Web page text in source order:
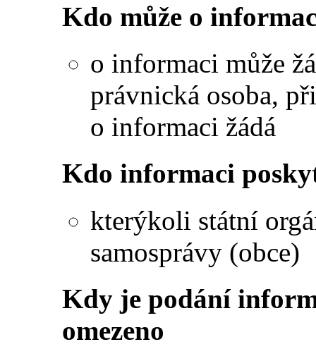
Kdo může o
o informaci může
právnická osoba,
o informaci žádá
Kdo informaci
kterýkoli státní
samosprávy (obce)
Kdy je podání
omezeno